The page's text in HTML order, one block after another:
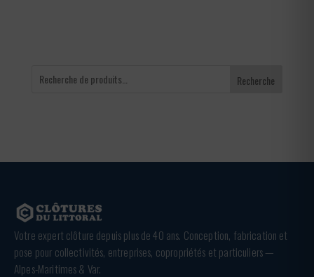
Recherche
Votre expert clôture depuis plus de 40 ans. Conception, fabrication et
pose pour collectivités, entreprises, copropriétés et particuliers —
Alpes-Maritimes & Var.